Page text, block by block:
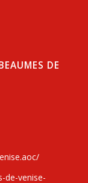
DE
de-venise-